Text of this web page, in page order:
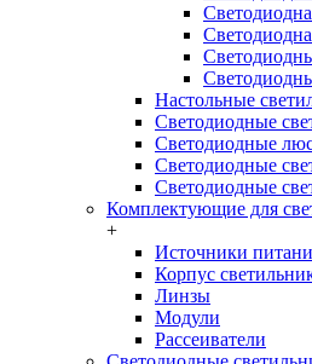
Настольные
Светодиодные
Светодиодные
Светодиодные
Светодиодные
Комплектующие для
+
Источники
Корпус
Линзы
Модули
Рассеиватели